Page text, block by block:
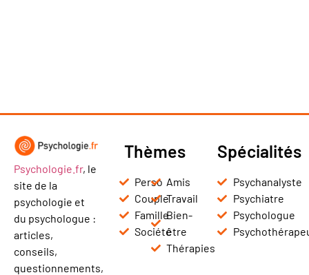
Psychologie.fr, le
site de la
psychologie et
du psychologue :
articles,
conseils,
questionnements,
Thèmes
Perso
Couple
Famille
Société
Amis
Travail
Bien-
être
Thérapies
Spécialités
Psychanalyste
Psychiatre
Psychologue